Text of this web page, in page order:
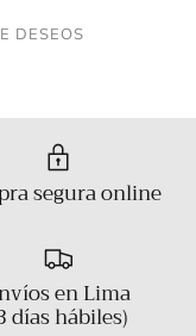
DESEOS
segura online
en Lima
días hábiles)